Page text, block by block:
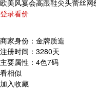
欧美风宴会高跟鞋尖头蕾丝
登录看价
商家身份： 金牌质造
注册时间： 3280天
主要属性： 4色7码
看相似
加入收藏